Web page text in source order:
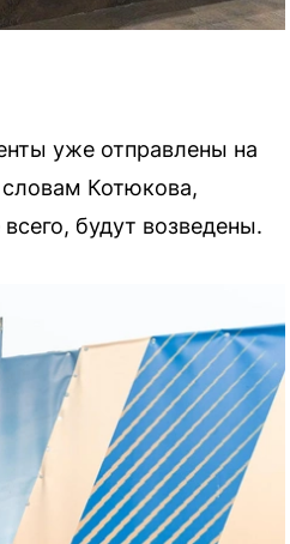
уже отправлены на
словам Котюкова,
будут возведены.